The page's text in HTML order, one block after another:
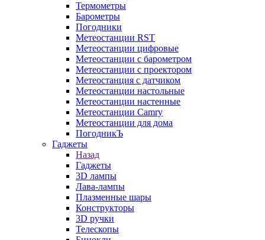
Термометры
Барометры
Погодники
Метеостанции RST
Метеостанции цифровые
Метеостанции с барометром
Метеостанции с проектором
Метеостанция с датчиком
Метеостанции настольные
Метеостанции настенные
Метеостанции Camry
Метеостанции для дома
ПогодникЪ
Гаджеты
Назад
Гаджеты
3D лампы
Лава-лампы
Плазменные шары
Конструкторы
3D ручки
Телескопы